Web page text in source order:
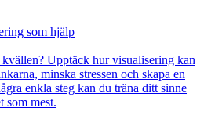
som hjälp
Upptäck hur visualisering kan
minska stressen och skapa en
enkla steg kan du träna ditt sinne
som mest.